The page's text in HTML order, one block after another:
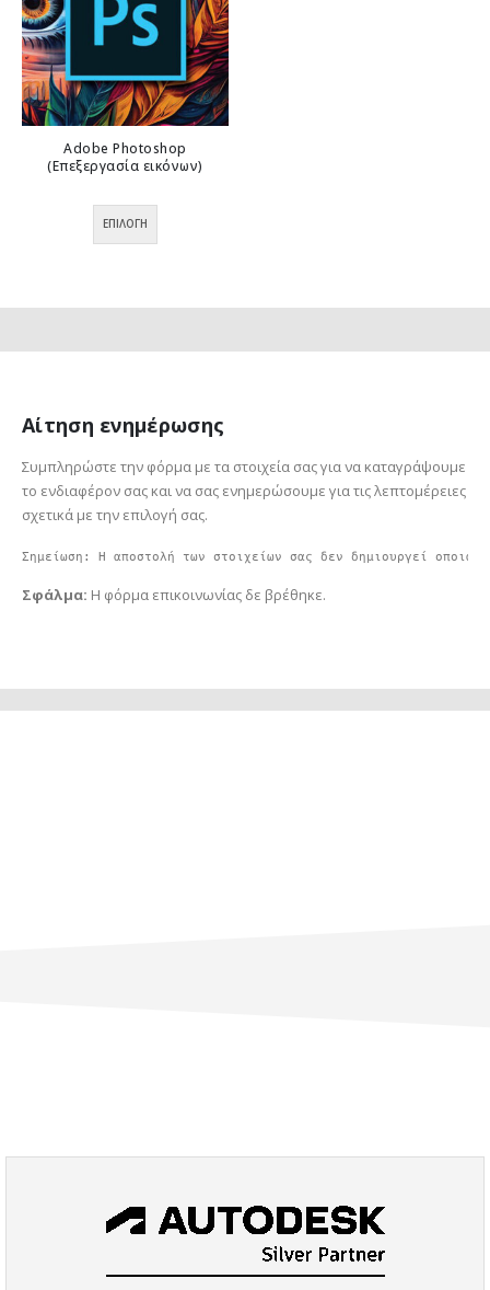
Adobe Photoshop
(Επεξεργασία εικόνων)
0out of 5
ΕΠΙΛΟΓΉ
το
πολλαπλές
να
επιλεγούν
στη
σελίδα
του
προϊόντος
Αίτηση ενημέρωσης
Συμπληρώστε την φόρμα με τα στοιχεία σας για να καταγράψουμε
το ενδιαφέρον σας και να σας ενημερώσουμε για τις λεπτομέρειες
σχετικά με την επιλογή σας.
Σημείωση: Η αποστολή των στοιχείων σας δεν δημιουργεί
Σφάλμα: Η φόρμα επικοινωνίας δε βρέθηκε.